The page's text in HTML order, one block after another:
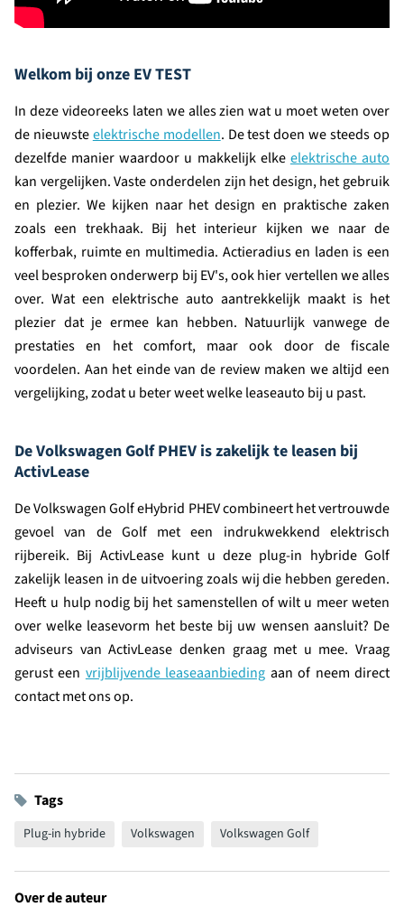
Welkom bij onze EV TEST
In deze videoreeks laten we alles zien wat u moet weten over
de nieuwsteelektrische modellen. De test doen we steeds op
dezelfde manier waardoor u makkelijk elke elektrische auto
kan vergelijken. Vaste onderdelen zijn het design, het gebruik
en plezier. We kijken naar het design en praktische zaken
zoals een trekhaak. Bij het interieur kijken we naar de
kofferbak, ruimte en multimedia. Actieradius en laden is een
veel besproken onderwerp bij EV's, ook hier vertellen we alles
over. Wat een elektrische auto aantrekkelijk maakt is het
plezier dat je ermee kan hebben. Natuurlijk vanwege de
prestaties en het comfort, maar ook door de fiscale
voordelen. Aan het einde van de review maken we altijd een
vergelijking, zodat u beter weet welke leaseauto bij u past.
De Volkswagen Golf PHEV is zakelijk te leasen bij
ActivLease
De Volkswagen Golf eHybrid PHEV combineert het vertrouwde
gevoel van de Golf met een indrukwekkend elektrisch
rijbereik. Bij ActivLease kunt u deze plug-in hybride Golf
zakelijk leasen in de uitvoering zoals wij die hebben gereden.
Heeft u hulp nodig bij het samenstellen of wilt u meer weten
over welke leasevorm het beste bij uw wensen aansluit? De
adviseurs van ActivLease denken graag met u mee. Vraag
gerust een vrijblijvende leaseaanbieding aan of neem direct
contact met ons op.
Tags
Plug-in hybride Volkswagen Volkswagen Golf
Over de auteur